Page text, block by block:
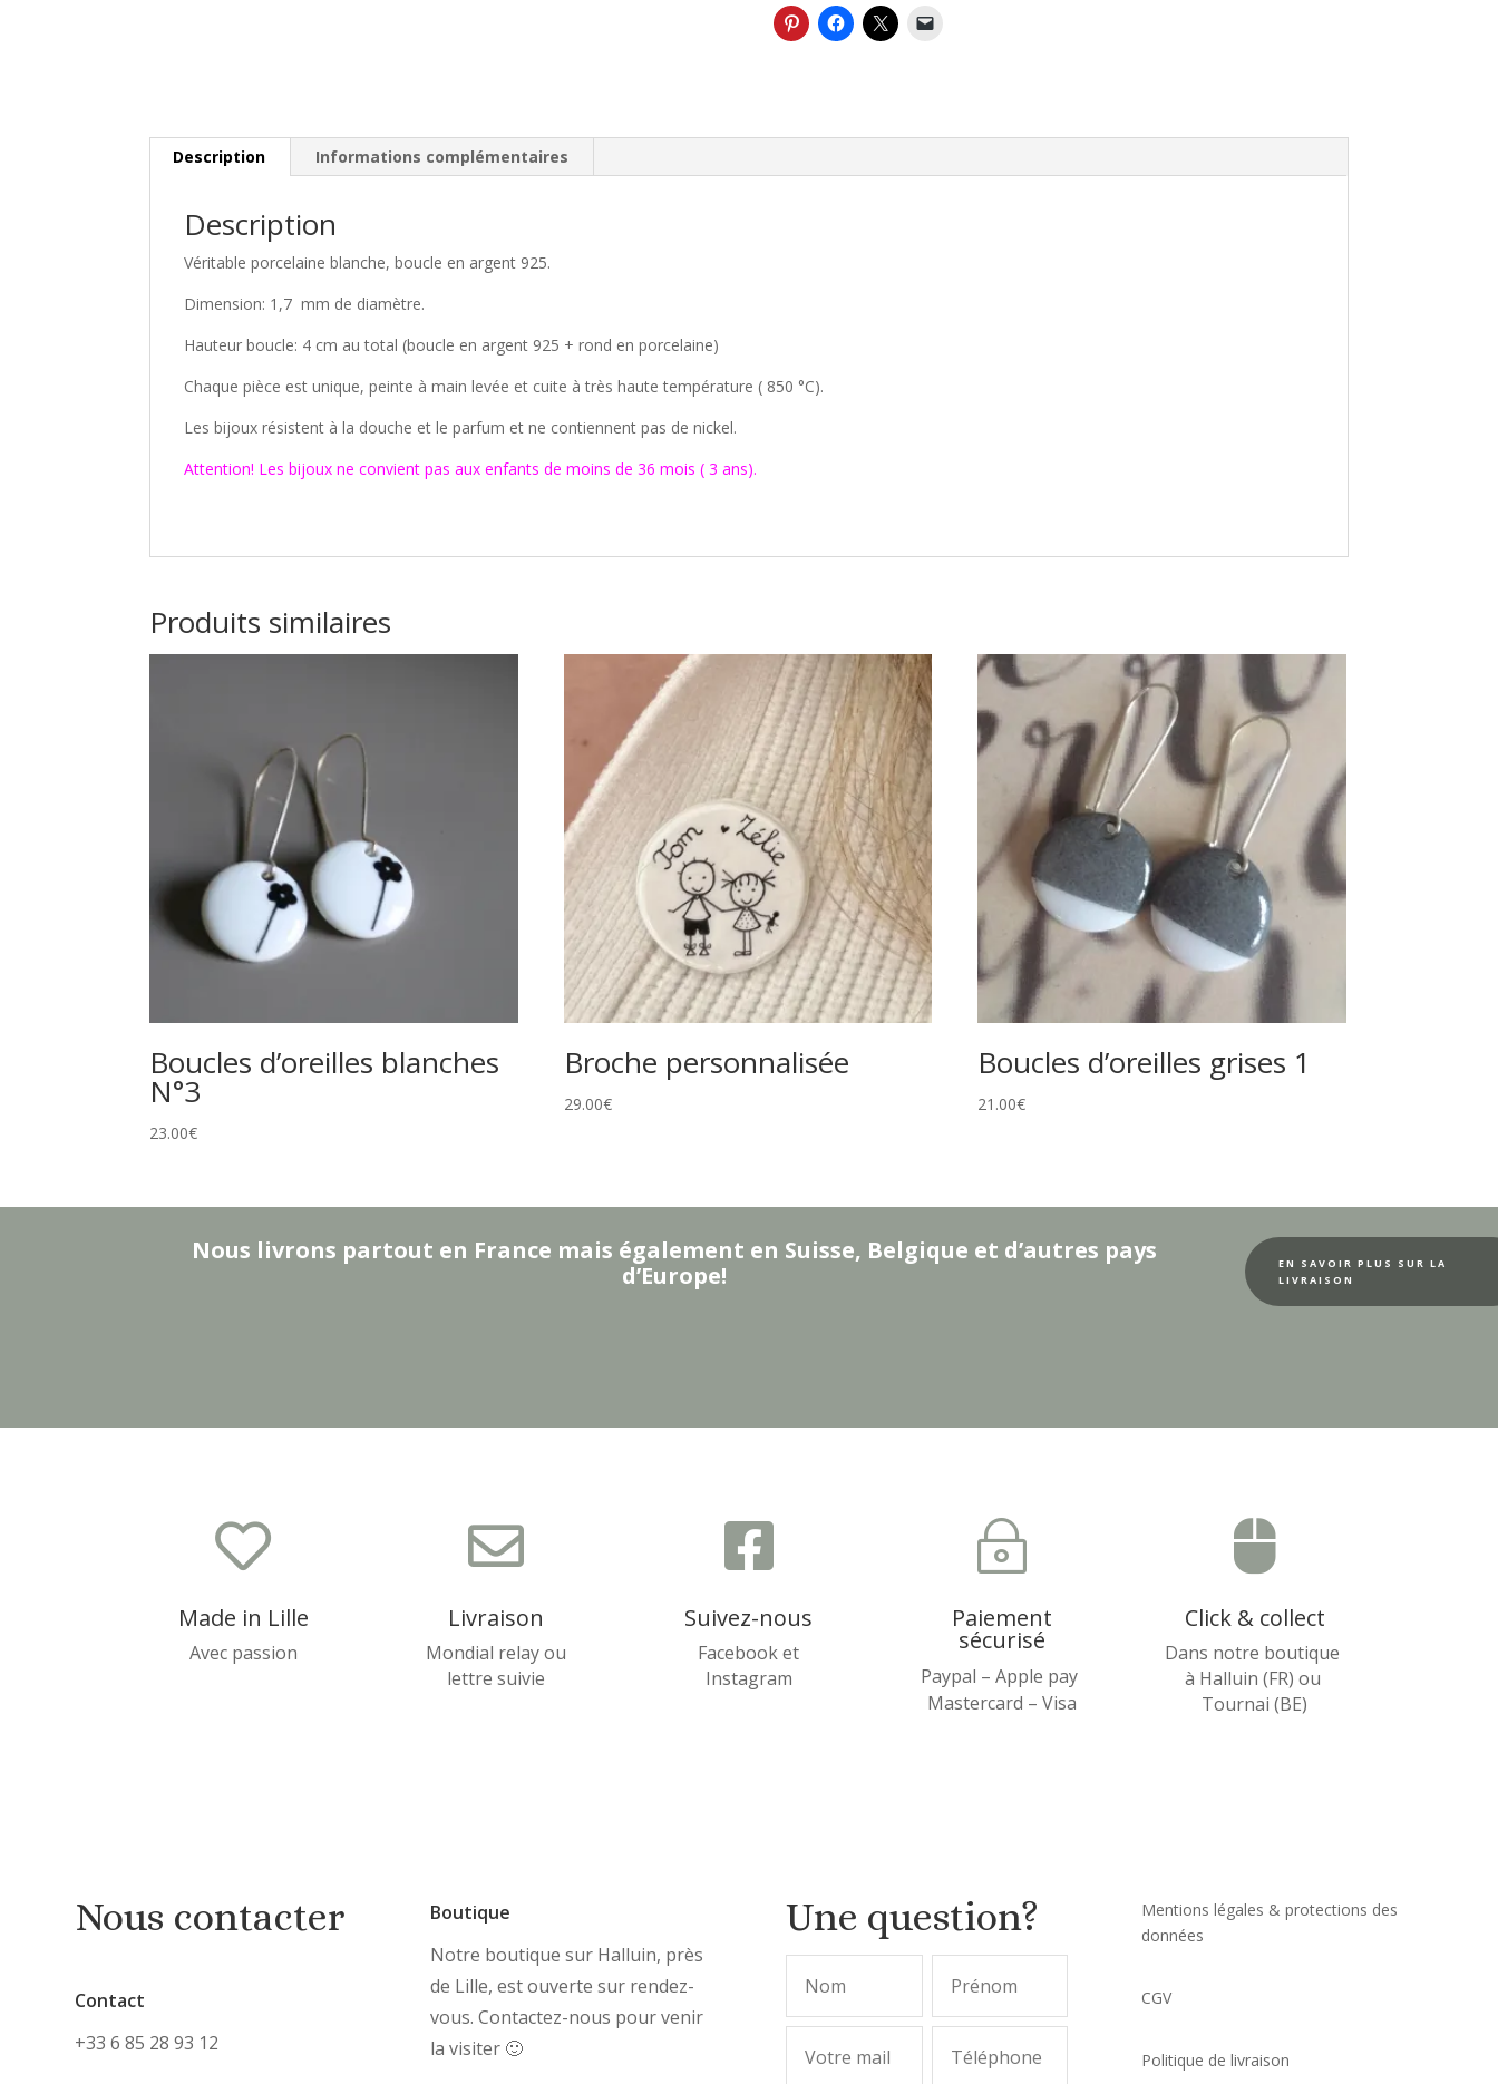
Description Informations complémentaires
Description
Véritable porcelaine blanche, boucle en argent 925.
Dimension: 1,7 mm de diamètre.
Hauteur boucle: 4 cm au total (boucle en argent 925 + rond en porcelaine)
Chaque pièce est unique, peinte à main levée et cuite à très haute température ( 850 °C).
Les bijoux résistent à la douche et le parfum et ne contiennent pas de nickel.
Attention! Les bijoux ne convient pas aux enfants de moins de 36 mois ( 3 ans).
Produits similaires
Boucles d’oreilles blanches
N°3
23.00€
Broche personnalisée
29.00€
Boucles d’oreilles grises 1
21.00€
Nous livrons partout en France mais également en Suisse, Belgique et d’autres pays
d’Europe!
EN SAVOIR PLUS SUR LA
LIVRAISON

Made in Lille
Avec passion

Livraison
Mondial relay ou
lettre suivie

Suivez-nous
Facebook et
Instagram
~
Paiement
sécurisé
Paypal – Apple pay
Mastercard – Visa

Click & collect
Dans notre boutique
à Halluin (FR) ou
Tournai (BE)
Nous contacter
Contact
+33 6 85 28 93 12
Boutique
Notre boutique sur Halluin, près
de Lille, est ouverte sur rendez-
vous. Contactez-nous pour venir
la visiter 🙂
Une question?
Mentions légales & protections des
données
CGV
Politique de livraison